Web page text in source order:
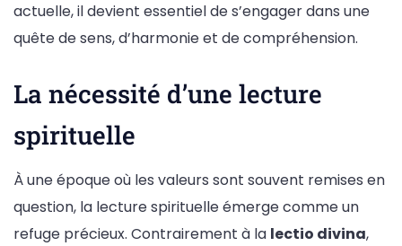
actuelle, il devient essentiel de s’engager dans une
quête de sens, d’harmonie et de compréhension.
La nécessité d’une lecture
spirituelle
À une époque où les valeurs sont souvent remises en
question, la lecture spirituelle émerge comme un
refuge précieux. Contrairement à la lectio divina,